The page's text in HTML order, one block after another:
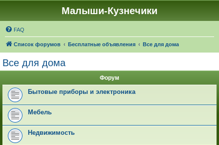
Малыши-Кузнечики
FAQ
Список форумов Бесплатные объявления Все для дома
Все для дома
Форум
Бытовые приборы и электроника
Мебель
Недвижимость